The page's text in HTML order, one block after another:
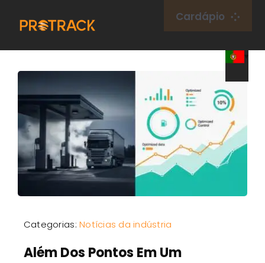
para
Cardápio
Lar
Rastreador GPS
Plataforma GPS
Cartão IoT
Sobre nós
Categorias:Notícias da indústria
Além Dos Pontos Em Um